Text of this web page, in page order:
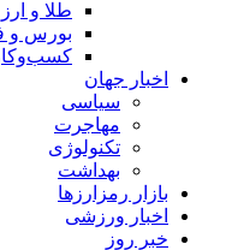
طلا و ارز
بورس و
کسب‌وکار
اخبار جهان
سیاسی
مهاجرت
تکنولوژی
بهداشت
بازار رمزارزها
اخبار ورزشی
خبر روز